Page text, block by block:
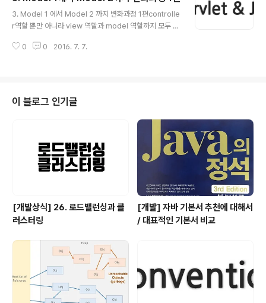
도 불린다. 각종 값들을 갖고 있으며 get메소드와 set메소
드로 이루어져 있다. 컨트롤러(Servlet)에서 생성하면 뷰
서블릿에서 값을 set해 놓으면, JSP에서는 값을 get하여
3. Model 1 에서 Model 2 까지 변화과정 1편controlle
r역할 뿐만 아니라 view 역할과 model 역할까지 모두 하
하나씩 분리되는 과정을 보이려고 한다. Model 1 방식의
gisterDriver(new com.mysql.jdbc.Driver());csm
ysql Database와 연동할 코드이다. executeQuery 1
23456789conn = DriverManager.getConnectio
0 0 2016. 7. 7.
이 블로그 인기글
[개발상식] 26. 로드밸런싱과 클
러스터링
[개발] 자바 기본서 추천에 대해서
/ 대표적인 기본서 비교